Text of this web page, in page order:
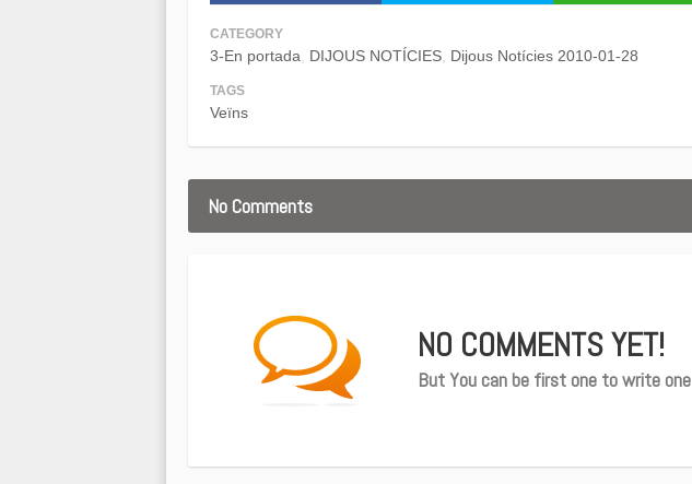
CATEGORY
3-En portada DIJOUS NOTÍCIES Dijous Notícies 2010-01-28
TAGS
Veïns
No Comments
NO COMMENTS YET!
But You can be first one to write one